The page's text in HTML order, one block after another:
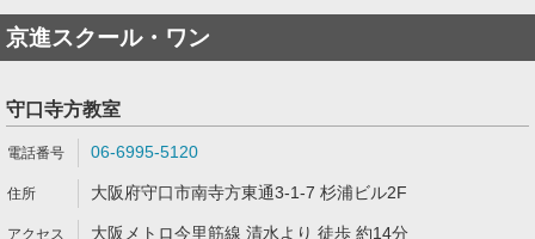
京進スクール・ワン
守口寺方教室
06-6995-5120
大阪府守口市南寺方東通3-1-7 杉浦ビル2F
大阪メトロ今里筋線 清水より 徒歩 約14分